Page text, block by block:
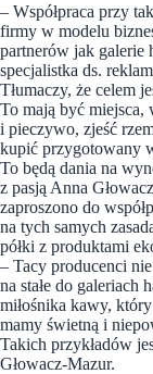
– Współpraca przy
firmy w modelu
partnerów jak galerie
specjalistka ds.
Tłumaczy, że celem
To mają być miejsca,
i pieczywo, zjeść
kupić przygotowany
To będą dania na
z pasją Anna
zaproszono do
na tych samych
półki z produktami
– Tacy producenci
na stałe do
miłośnika kawy,
mamy świetną i
Takich przykładów
Głowacz-Mazur.